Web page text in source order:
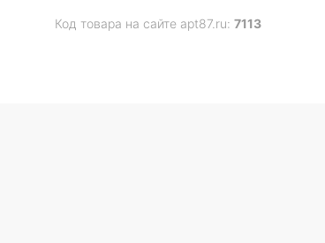
Код товара на сайте apt87.ru: 7113